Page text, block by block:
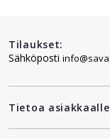
Tilaukset:
Sähköposti
Tietoa asiakkaalle